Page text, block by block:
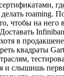
roaming.
чтобы на
в
квадраты
и слышишь